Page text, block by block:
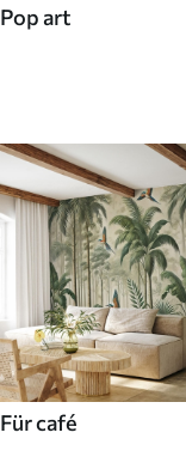
Pop art
Für café